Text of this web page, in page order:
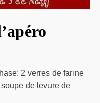
2 verres de farine
de levure de